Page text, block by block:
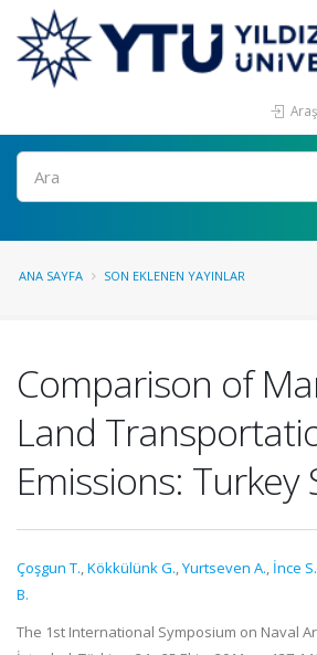
Ara
ANA SAYFA SON EKLENEN YAYINLAR
Comparison of
Land
Emissions: Turkey
Çoşgun T.,Kökkülünk G.,Yurtseven A., İnce
B.
The 1st International Symposium on Naval